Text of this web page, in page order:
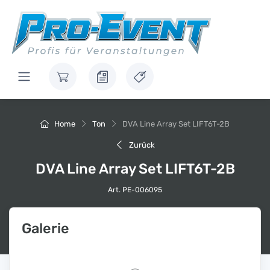
Home Ton DVA Line Array Set LIFT6T-2B
Zurück
DVA Line Array Set LIFT6T-2B
Art. PE-006095
Galerie